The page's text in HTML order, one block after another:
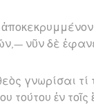
νῦν δὲ
γνωρίσαι τί
τούτου ἐν τοῖς